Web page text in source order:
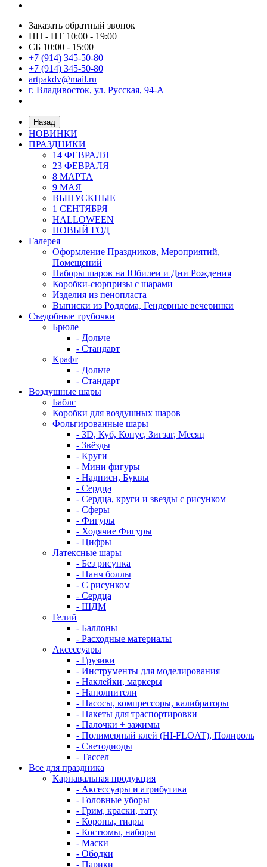
Заказать обратный звонок
ПН - ПТ 10:00 - 19:00
СБ 10:00 - 15:00
+7 (914) 345-50-80
+7 (914) 345-50-80
artpakdv@mail.ru
г. Владивосток, ул. Русская, 94-А
Назад
НОВИНКИ
ПРАЗДНИКИ
14 ФЕВРАЛЯ
23 ФЕВРАЛЯ
8 МАРТА
9 МАЯ
ВЫПУСКНЫЕ
1 СЕНТЯБРЯ
HALLOWEEN
НОВЫЙ ГОД
Галерея
Оформление Праздников, Мероприятий,
Помещений
Наборы шаров на Юбилеи и Дни Рождения
Коробки-сюрпризы с шарами
Изделия из пенопласта
Выписки из Роддома, Гендерные вечеринки
Съедобные трубочки
Брюле
- Дольче
- Стандарт
Крафт
- Дольче
- Стандарт
Воздушные шары
Баблс
Коробки для воздушных шаров
Фольгированные шары
- 3D, Куб, Конус, Зигзаг, Месяц
- Звёзды
- Круги
- Мини фигуры
- Надписи, Буквы
- Сердца
- Сердца, круги и звезды с рисунком
- Сферы
- Фигуры
- Ходячие Фигуры
- Цифры
Латексные шары
- Без рисунка
- Панч боллы
- С рисунком
- Сердца
- ШДМ
Гелий
- Баллоны
- Расходные материалы
Аксессуары
- Грузики
- Инструменты для моделирования
- Наклейки, маркеры
- Наполнители
- Насосы, компрессоры, калибраторы
- Пакеты для траспортировки
- Палочки + зажимы
- Полимерный клей (HI-FLOAT), Полироль
- Светодиоды
- Тассел
Все для праздника
Карнавальная продукция
- Аксессуары и атрибутика
- Головные уборы
- Грим, краски, тату
- Короны, тиары
- Костюмы, наборы
- Маски
- Ободки
- Парики